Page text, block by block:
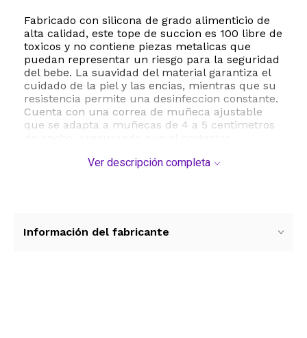
Fabricado con silicona de grado alimenticio de
alta calidad, este tope de succion es 100 libre de
toxicos y no contiene piezas metalicas que
puedan representar un riesgo para la seguridad
del bebe. La suavidad del material garantiza el
cuidado de la piel y las encias, mientras que su
resistencia permite una desinfeccion constante.
Cuenta con una correa de muñeca ajustable
que se adapta a muñecas de 4 a 5 centimetros
diarias del niño.
mantenimiento es sumamente sencillo, ya que
Ver descripción completa
Información del fabricante